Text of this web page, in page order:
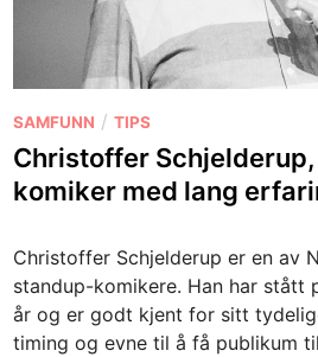
P
o
s
t
d
i
n
SAMFUNN /TIPS
Christoffer
komiker med lang
Christoffer Schjelderup er en av
standup-komikere. Han har stått
år og er godt kjent for sitt
timing og evne til å få publikum